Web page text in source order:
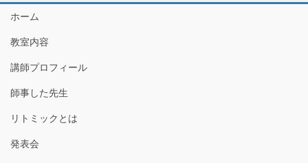
ホーム
教室内容
講師プロフィール
師事した先生
リトミックとは
発表会